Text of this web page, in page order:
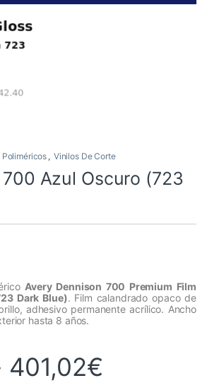
Poliméricos , Vinilos De Corte
Azul Oscuro (723
Avery Dennison 700 Premium Film
Dark Blue). Film calandrado opaco de
adhesivo permanente acrílico. Ancho
hasta 8 años.
401,02€